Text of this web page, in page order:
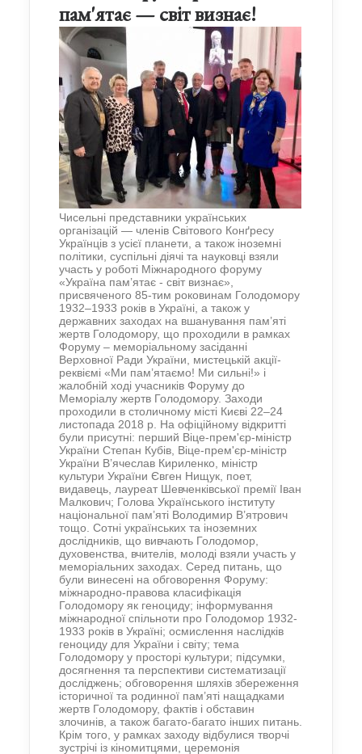
пам'ятає — світ визнає!
Чисельні представники українських
організацій — членів Світового Конґресу
Українців з усієї планети, а також іноземні
політики, суспільні діячі та науковці взяли
участь у роботі Міжнародного форуму
«Україна пам’ятає - світ визнає»,
присвяченого 85-тим роковинам Голодомору
1932–1933 років в Україні, а також у
державних заходах на вшанування пам’яті
жертв Голодомору, що проходили в рамках
Форуму – меморіальному засіданні
Верховної Ради України, мистецькій акції-
реквіємі «Ми пам’ятаємо! Ми сильні!» і
жалобній ході учасників Форуму до
Меморіалу жертв Голодомору. Заходи
проходили в столичному місті Києві 22–24
листопада 2018 р. На офіційному відкритті
були присутні: перший Віце-прем'єр-міністр
України Степан Кубів, Віце-прем'єр-міністр
України В’ячеслав Кириленко, міністр
культури України Євген Нищук, поет,
видавець, лауреат Шевченківської премії Іван
Малкович; Голова Українського інституту
національної пам’яті Володимир В’ятрович
тощо. Сотні українських та іноземних
дослідників, що вивчають Голодомор,
духовенства, вчителів, молоді взяли участь у
меморіальних заходах. Серед питань, що
були винесені на обговорення Форуму:
міжнародно-правова класифікація
Голодомору як геноциду; інформування
міжнародної спільноти про Голодомор 1932-
1933 років в Україні; осмислення наслідків
геноциду для України і світу; тема
Голодомору у просторі культури; підсумки,
досягнення та перспективи систематизації
досліджень; обговорення шляхів збереження
історичної та родинної пам’яті нащадками
жертв Голодомору, фактів і обставин
злочинів, а також багато-багато інших питань.
Крім того, у рамках заходу відбулися творчі
зустрічі із кіномитцями, церемонія